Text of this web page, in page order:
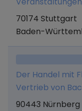
Verkauf von
Cateringstände,
stehen. Des
Merchandise
70174 Stuttgart
Baden-
Der Handel mit
Vertrieb von
Lebensmitteln in
90443 Nürnberg